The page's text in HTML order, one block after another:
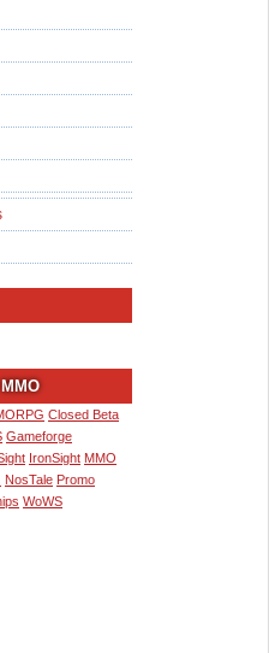
Closed Beta
Gameforge
IronSight MMO
NosTale Promo
WoWS